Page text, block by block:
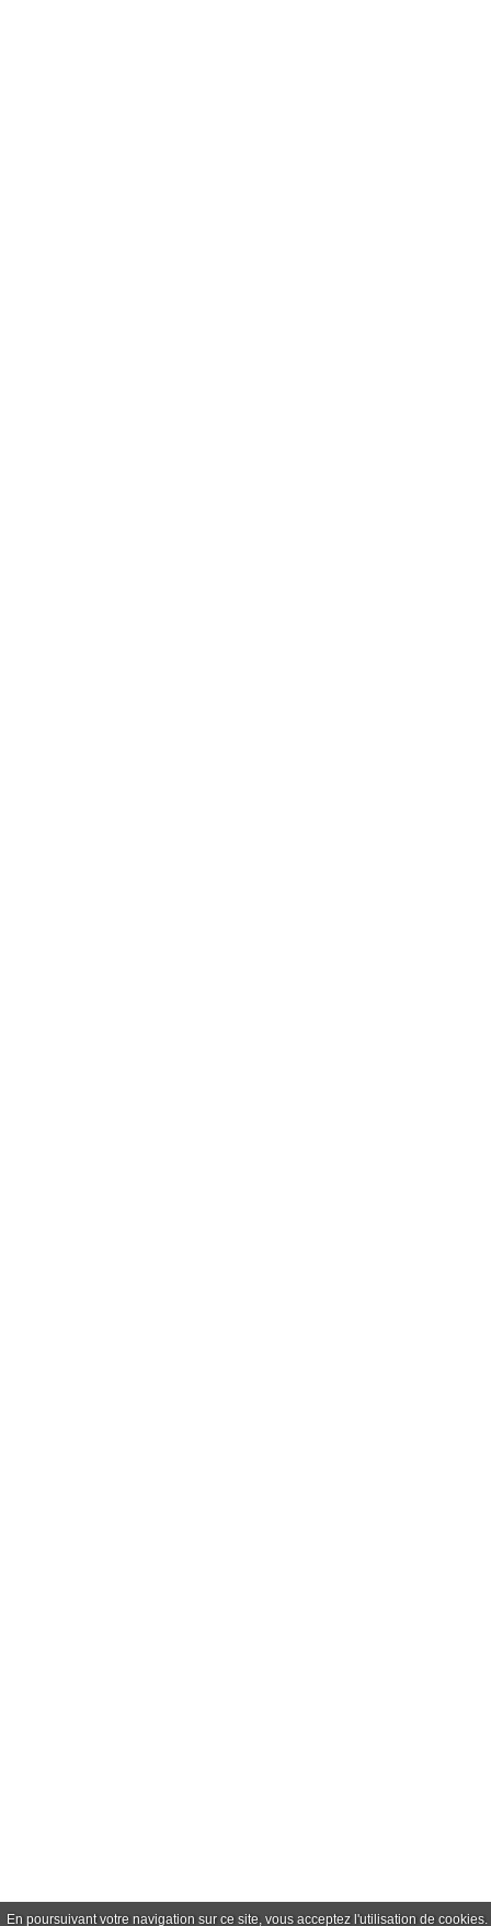
En poursuivant votre navigation sur ce site, vous acceptez l'utilisation de